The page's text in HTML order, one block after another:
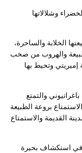
وشلالاتها
الخلابة والساحرة،
والهروب من صخب
وتحيط بها
والتمتع
بروعة الطبيعة
القديمة والاستمتاع
في استكشاف بحيرة